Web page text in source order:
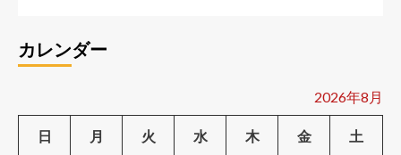
カレンダー
2026年8月
日 月 火 水 木 金 土